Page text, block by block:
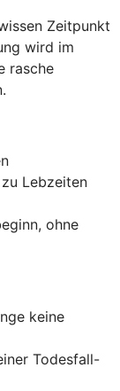
Zeitpunkt
wird im
rasche
Lebzeiten
ohne
keine
Todesfall-